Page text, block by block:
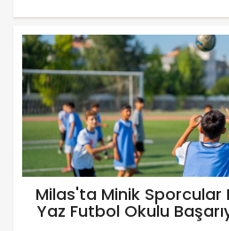
Milas'ta Minik Sporcular
Yaz Futbol Okulu